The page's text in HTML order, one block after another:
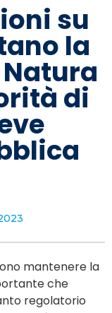
su
la
di
mantenere la
che
regolatorio